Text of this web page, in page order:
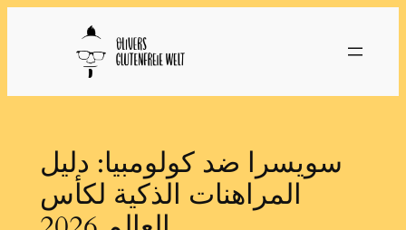
سويسرا ضد كولومبيا: دليل
المراهنات الذكية لكأس